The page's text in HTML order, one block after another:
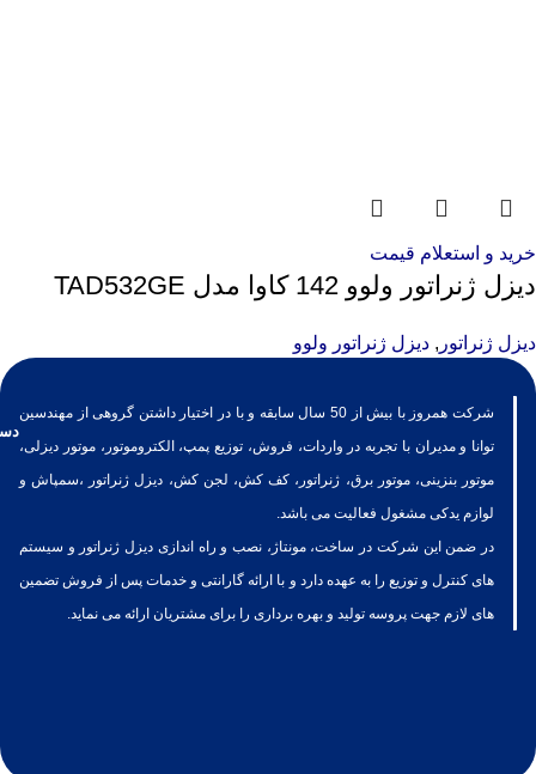
خرید و استعلام قیمت
دیزل ژنراتور ولوو 142 کاوا مدل TAD532GE
دیزل ژنراتور , دیزل ژنراتور ولوو
شرکت همروز با بیش از 50 سال سابقه و با در اختیار داشتن گروهی از مهندسین
توانا و مدیران با تجربه در واردات، فروش، توزیع پمپ، الکتروموتور، موتور دیزلی،
موتور بنزینی، موتور برق، ژنراتور، کف کش، لجن کش، دیزل ژنراتور ،سمپاش و
لوازم یدکی مشغول فعالیت می باشد.
در ضمن این شرکت در ساخت، مونتاژ، نصب و راه اندازی دیزل ژنراتور و سیستم
های کنترل و توزیع را به عهده دارد و با ارائه گارانتی و خدمات پس از فروش تضمین
های لازم جهت پروسه تولید و بهره برداری را برای مشتریان ارائه می نماید.